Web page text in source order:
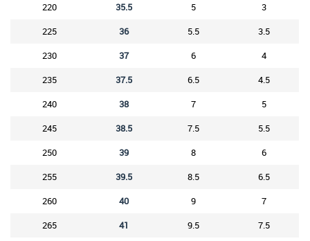
220
35.5 5
3
225
36 5.5
3.5
230
37 6
4
235
37.5 6.5
4.5
240
38 7
5
245
38.5 7.5
5.5
250
39 8
6
255
39.5 8.5
6.5
260
40 9
7
265
41 9.5
7.5